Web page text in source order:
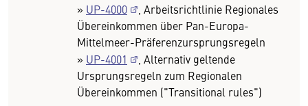
» UP-4000
, Arbeitsrichtlinie Regionales
Übereinkommen über Pan-Europa-
Mittelmeer-Präferenzursprungsregeln
» UP-4001
, Alternativ geltende
Ursprungsregeln zum Regionalen
Übereinkommen ("Transitional rules")